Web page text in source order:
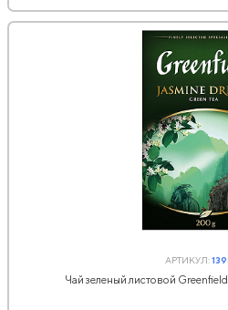
АРТИКУЛ:
Чай зеленый листовой